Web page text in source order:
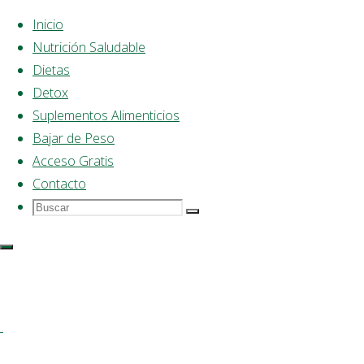
Saltar
contenido
Inicio
Nutrición Saludable
Dietas
Detox
Suplementos Alimenticios
Bajar de Peso
Acceso Gratis
Contacto
Buscar
Buscar:
Buscar